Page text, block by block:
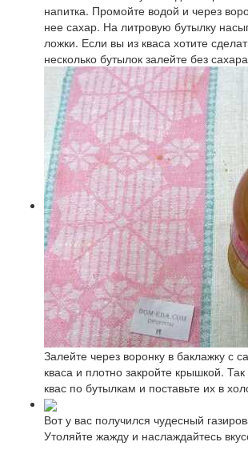
напитка. Промойте водой и через
нее сахар. На литровую бутылку
ложки. Если вы из кваса хотите
несколько бутылок залейте без
Залейте через воронку в баклажку с
кваса и плотно закройте крышкой.
квас по бутылкам и поставьте их в
Вот у вас получился чудесный
Утоляйте жажду и наслаждайтесь